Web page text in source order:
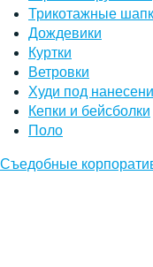
Трикотажные
Дождевики
Куртки
Ветровки
Худи под
Кепки и бейсболки
Поло
Съедобные